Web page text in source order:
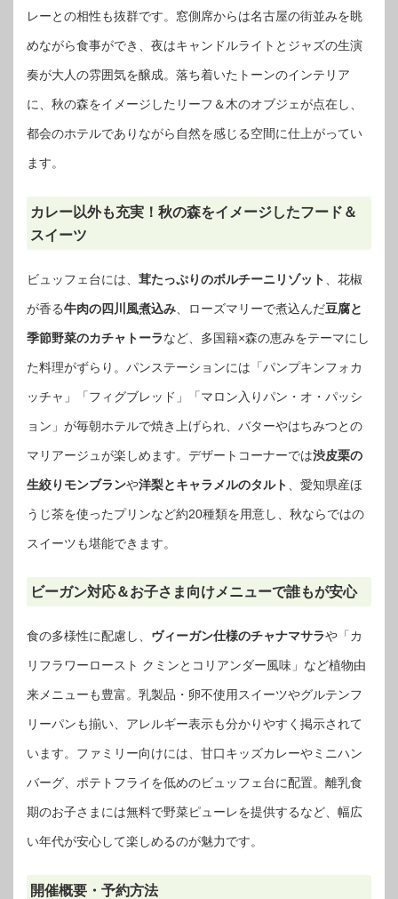
レーとの相性も抜群です。窓側席からは名古屋の街並みを眺
めながら食事ができ、夜はキャンドルライトとジャズの生演
奏が大人の雰囲気を醸成。落ち着いたトーンのインテリア
に、秋の森をイメージしたリーフ＆木のオブジェが点在し、
都会のホテルでありながら自然を感じる空間に仕上がってい
ます。
カレー以外も充実！秋の森をイメージしたフード＆
スイーツ
ビュッフェ台には、 茸たっぷりのボルチーニリゾット 、花椒
が香る牛肉の四川風煮込み 、ローズマリーで煮込んだ豆腐と
季節野菜のカチャトーラなど、多国籍×森の恵みをテーマにし
た料理がずらり。パンステーションには「パンプキンフォカ
ッチャ」「フィグブレッド」「マロン入りパン・オ・パッシ
ョン」が毎朝ホテルで焼き上げられ、バターやはちみつとの
マリアージュが楽しめます。デザートコーナーでは渋皮栗の
生絞りモンブランや洋梨とキャラメルのタルト 、愛知県産ほ
うじ茶を使ったプリンなど約20種類を用意し、秋ならではの
スイーツも堪能できます。
ビーガン対応＆お子さま向けメニューで誰もが安心
食の多様性に配慮し、 ヴィーガン仕様のチャナマサラや「カ
リフラワーロースト クミンとコリアンダー風味」など植物由
来メニューも豊富。乳製品・卵不使用スイーツやグルテンフ
リーパンも揃い、アレルギー表示も分かりやすく掲示されて
います。ファミリー向けには、甘口キッズカレーやミニハン
バーグ、ポテトフライを低めのビュッフェ台に配置。離乳食
期のお子さまには無料で野菜ピューレを提供するなど、幅広
い年代が安心して楽しめるのが魅力です。
開催概要・予約方法